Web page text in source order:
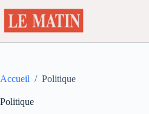
au
contenu
Accueil / Politique
Politique